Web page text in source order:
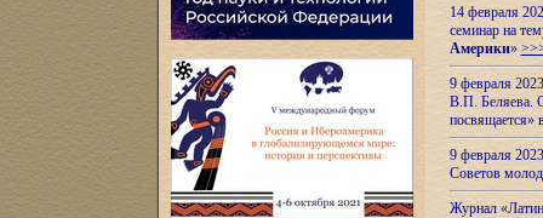
14 февраля
семинар на
Америки»
9 февраля
В.П. Беляева.
посвящается»
9 февраля
Советов
Журнал